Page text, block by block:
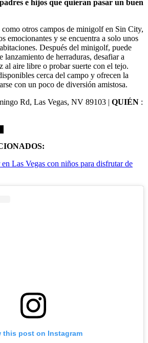
e hijos que quieran pasar un buen
como otros campos de minigolf en Sin City,
emocionantes y se encuentra a solo unos
Después del minigolf, puede
lanzamiento de herraduras, desafiar a
al aire libre o probar suerte con el tejo.
cerca del campo y ofrecen la
con un poco de diversión amistosa.
Rd, Las Vegas, NV 89103 | QUIÉN :
Las Vegas con niños para disfrutar de
this post on Instagram